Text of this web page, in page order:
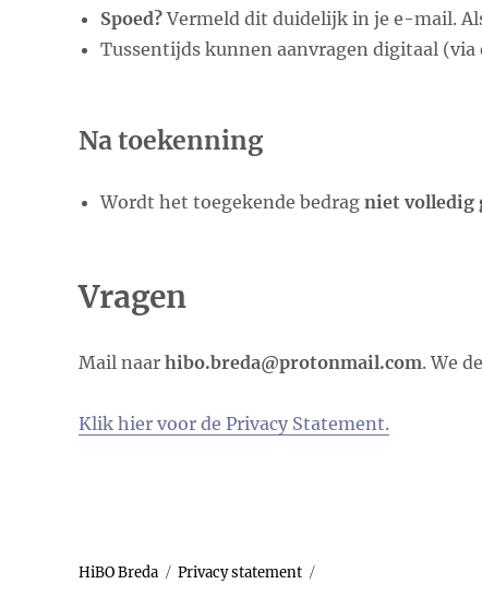
Spoed?Vermeld dit duidelijk in je e-mail.
Tussentijds kunnen aanvragen digitaal
Na toekenning
Wordt het toegekende bedrag niet volledig
Vragen
Mail naar hibo.breda@protonmail.com. We
Klik hier voor de Privacy Statement.
HiBO Breda Privacy statement